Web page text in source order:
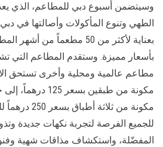
وسيتضمن أسبوع دبي للمطاعم، الذي
الطهي وتنوع المأكولات وأصالتها في
بعناية لأكثر من 50 مطعماً
بأسعار مميزة. وستقدم المطاعم التي
مطاعم عالمية ومحلية وأخرى تستحق
مكونة من طبقين
مكونة من
للجميع الفرصة لتجربة نكهات جديدة
المفضّلة، واستكشاف مذاقات شهية